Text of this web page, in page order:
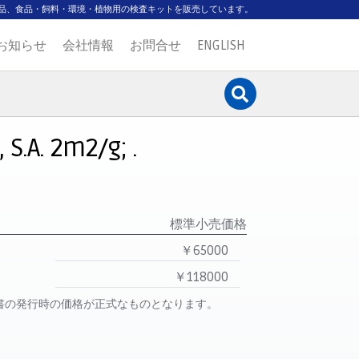
食品・飼料・環境・植物用の検査キットを販売しています。
知らせ 会社情報 お問合せ ENGLISH
2m2/g; .
標準小売価格
￥65000
￥118000
発行時の価格が正式なものとなります。